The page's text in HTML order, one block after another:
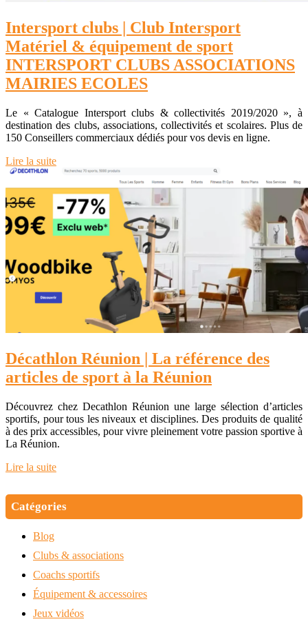
Intersport clubs | Club Intersport
Matériel & équipement de sport
INTERSPORT CLUBS AS­SOCIATIONS
MAIRIES ECOLES
Le « Catalogue Intersport clubs & collectivités 2019/2020 », à
destination des clubs, associations, collectivités et scolaires. Plus de
150 Conseillers commerciaux dédiés pour vos devis en ligne.
Lire la suite
Décathlon Réunion | La référence des
articles de sport à la Réunion
Découvrez chez Decathlon Réunion une large sélection d’articles
sportifs, pour tous les niveaux et disciplines. Des produits de qualité
à des prix accessibles, pour vivre pleinement votre passion sportive à
La Réunion.
Lire la suite
Catégories
Blog
Clubs & associations
Coachs sportifs
Équipement & accessoires
Jeux vidéos